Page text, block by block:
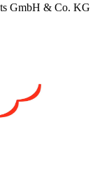
GmbH & Co. KG